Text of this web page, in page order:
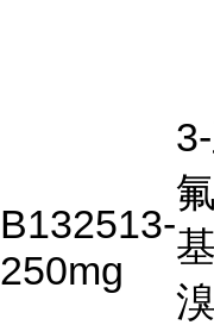
B132513-
250mg